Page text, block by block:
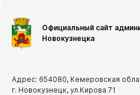
Официальный сайт
Новокузнецка
Адрес: 654080, Кемеровская
г. Новокузнецк, ул.Кирова 71